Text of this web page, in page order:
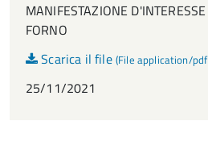
MANIFESTAZIONE
FORNO
Scarica il file (File application/
25/11/2021